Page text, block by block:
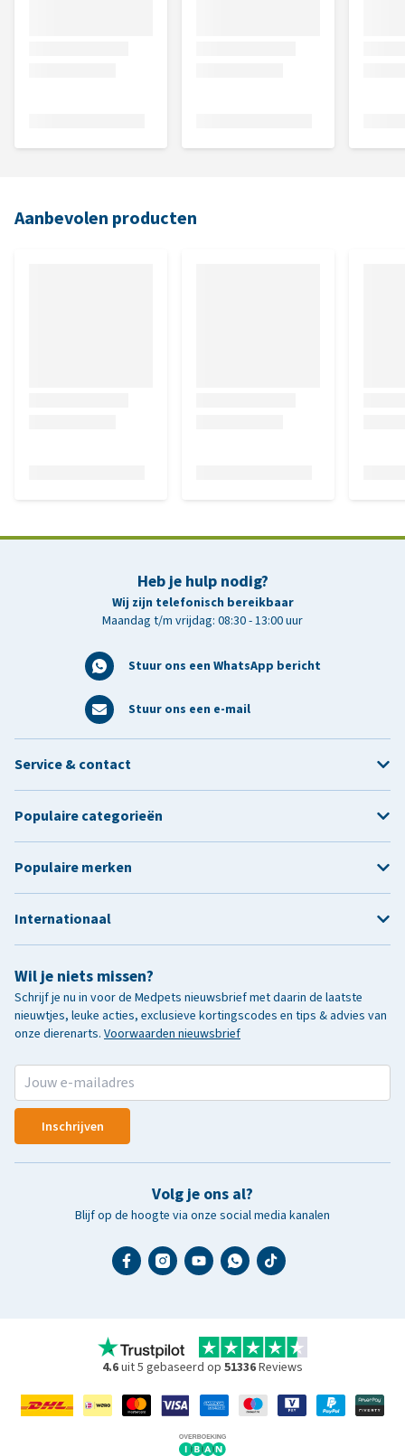
Aanbevolen producten
Heb je hulp nodig?
Wij zijn telefonisch bereikbaar
Maandag t/m vrijdag: 08:30 - 13:00 uur
Stuur ons een WhatsApp bericht
Stuur ons een e-mail
Wil je niets missen?
Schrijf je nu in voor de Medpets nieuwsbrief met daarin de laatste
nieuwtjes, leuke acties, exclusieve kortingscodes en tips & advies van
onze dierenarts. Voorwaarden nieuwsbrief
Inschrijven
Volg je ons al?
Blijf op de hoogte via onze social media kanalen
Service & contact
Populaire categorieën
Populaire merken
Internationaal
4.6uit 5 gebaseerd op 51336Reviews